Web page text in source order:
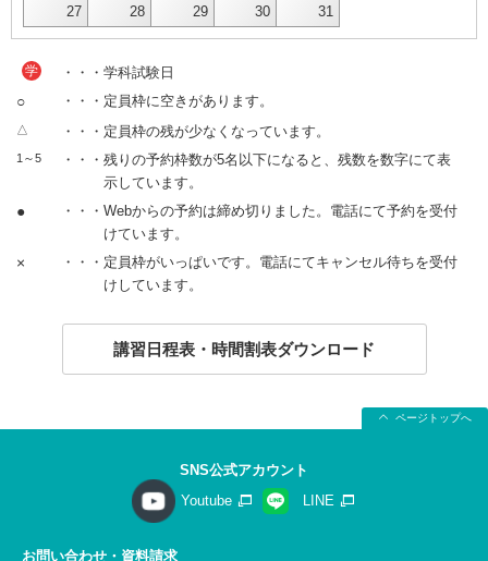
27 28 29 30 31
学 ・・・学科試験日
○ ・・・定員枠に空きがあります。
△ ・・・定員枠の残が少なくなっています。
1～5
・・・残りの予約枠数が5名以下になると、残数を数字にて表
示しています。
●
・・・Webからの予約は締め切りました。電話にて予約を受付
けています。
×
・・・定員枠がいっぱいです。電話にてキャンセル待ちを受付
けしています。
講習日程表・時間割表ダウンロード
ページトップへ
SNS公式アカウント
Youtube
LINE
お問い合わせ・資料請求